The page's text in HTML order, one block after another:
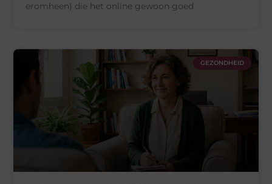
eromheen) die het online gewoon goed
GEZONDHEID